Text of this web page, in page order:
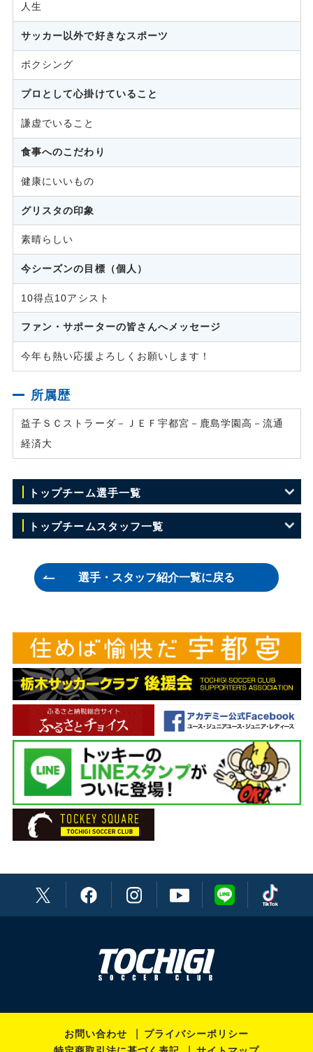
人生
サッカー以外で好きなスポーツ
ボクシング
プロとして心掛けていること
謙虚でいること
食事へのこだわり
健康にいいもの
グリスタの印象
素晴らしい
今シーズンの目標（個人）
10得点10アシスト
ファン・サポーターの皆さんへメッセージ
今年も熱い応援よろしくお願いします！
所属歴
益子ＳＣストラーダ－ＪＥＦ宇都宮－鹿島学園高－流通
経済大
トップチーム選手一覧
GK 23 川田 修平
GK 50 ユ ヒョン
DF 4 藤原 広太朗
DF 7 菅 和範
DF 15 森下 怜哉
DF 18 坂田 良太
DF 22 メンデス
DF 27 久富 良輔
DF 28 温井 駿斗
DF 30 田代 雅也
DF 36 乾 大知
DF 45 瀬川 和樹
MF 6 古波津 辰希
MF 10 西谷 和希
トップチームスタッフ一覧
ヘッドコーチ 吉澤 英生
GKコーチ 吉本 哲朗
チーフトレーナー 松本 祐太
トレーナー 溝口 徹
トレーナー 榮 裕二郎
通訳 (ポルトガル語) 渡辺 ブルーノ英男
通訳(韓国語) キム ドンギュ
主務 荒井 厚志
チーフドクター 下田 貢
ドクター 阿久津 仁
ドクター 倉持 太郎
ドクター 星川 淳人
選手・スタッフ紹介一覧に戻る
お問い合わせ
プライバシーポリシー